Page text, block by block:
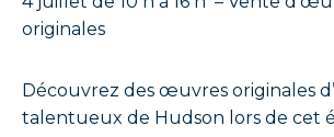
originales
Découvrez des œuvres originales
talentueux de Hudson lors de cet